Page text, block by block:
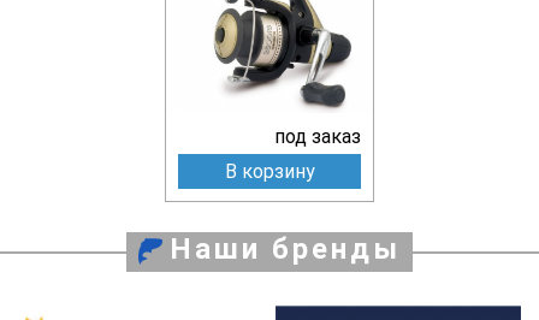
под заказ
В корзину
Наши бренды